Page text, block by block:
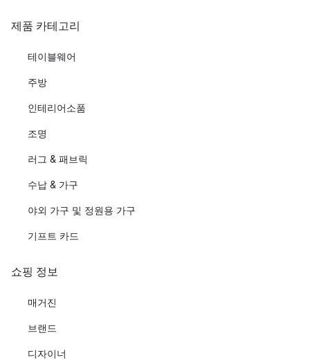
제품 카테고리
테이블웨어
주방
인테리어소품
조명
러그 & 패브릭
수납 & 가구
야외 가구 및 정원용 가구
기프트 카드
쇼핑 정보
매거진
브랜드
디자이너